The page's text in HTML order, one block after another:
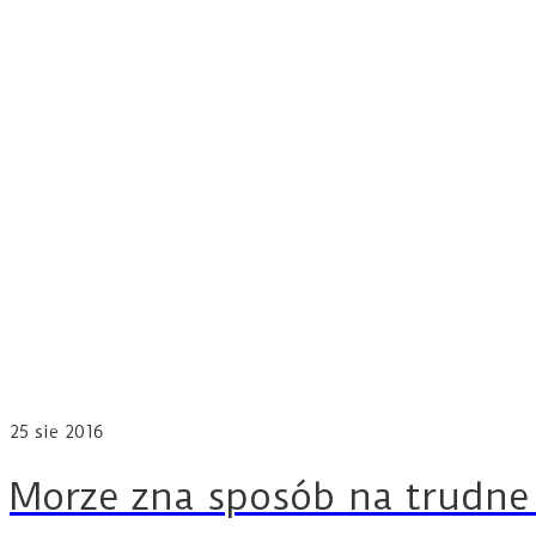
25 sie 2016
Morze zna sposób na